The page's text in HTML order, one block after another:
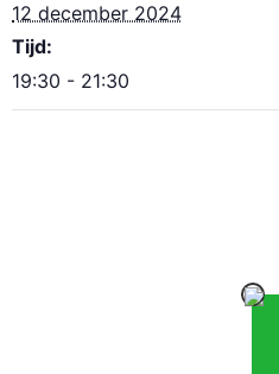
12 december 2024
Tijd:
19:30 - 21:30